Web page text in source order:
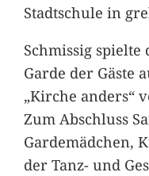
Stadtschule in
Schmissig
Garde der Gäste
„Kirche anders“
Zum Abschluss
Gardemädchen,
der Tanz- und